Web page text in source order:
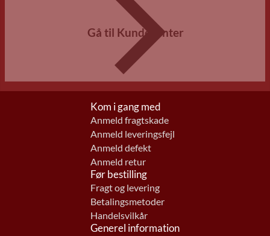
Gå til Kundecenter
Kom i gang med
Anmeld fragtskade
Anmeld leveringsfejl
Anmeld defekt
Anmeld retur
Før bestilling
Fragt og levering
Betalingsmetoder
Handelsvilkår
Generel information